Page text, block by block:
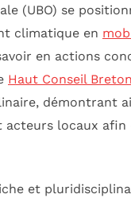
(UBO) se
climatique en
en actions
Haut Conseil
démontrant
locaux afin
et